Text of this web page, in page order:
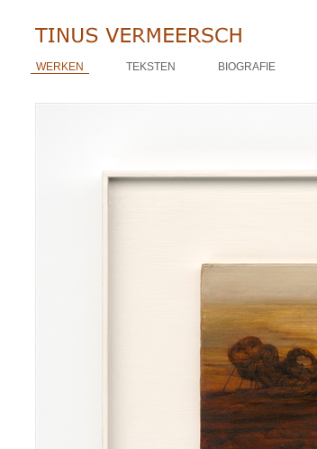
WERKEN TEKSTEN BIOGRAFIE